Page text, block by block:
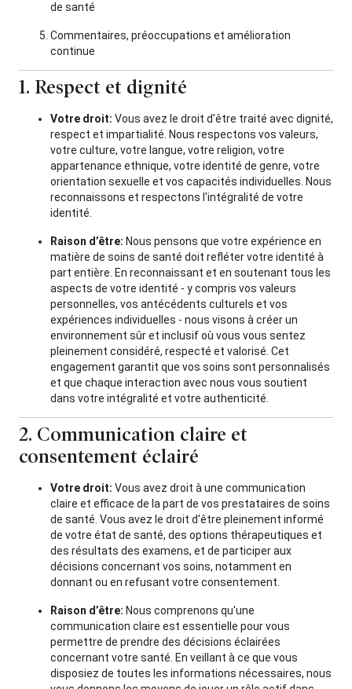
de santé
Commentaires, préoccupations et amélioration
continue
1. Respect et dignité
Votre droit: Vous avez le droit d'être traité avec dignité,
respect et impartialité. Nous respectons vos valeurs,
votre culture, votre langue, votre religion, votre
appartenance ethnique, votre identité de genre, votre
orientation sexuelle et vos capacités individuelles. Nous
reconnaissons et respectons l'intégralité de votre
identité.
Raison d’être: Nous pensons que votre expérience en
matière de soins de santé doit refléter votre identité à
part entière. En reconnaissant et en soutenant tous les
aspects de votre identité - y compris vos valeurs
personnelles, vos antécédents culturels et vos
expériences individuelles - nous visons à créer un
environnement sûr et inclusif où vous vous sentez
pleinement considéré, respecté et valorisé. Cet
engagement garantit que vos soins sont personnalisés
et que chaque interaction avec nous vous soutient
dans votre intégralité et votre authenticité.
2. Communication claire et
consentement éclairé
Votre droit: Vous avez droit à une communication
claire et efficace de la part de vos prestataires de soins
de santé. Vous avez le droit d'être pleinement informé
de votre état de santé, des options thérapeutiques et
des résultats des examens, et de participer aux
décisions concernant vos soins, notamment en
donnant ou en refusant votre consentement.
Raison d’être: Nous comprenons qu'une
communication claire est essentielle pour vous
permettre de prendre des décisions éclairées
concernant votre santé. En veillant à ce que vous
disposiez de toutes les informations nécessaires, nous